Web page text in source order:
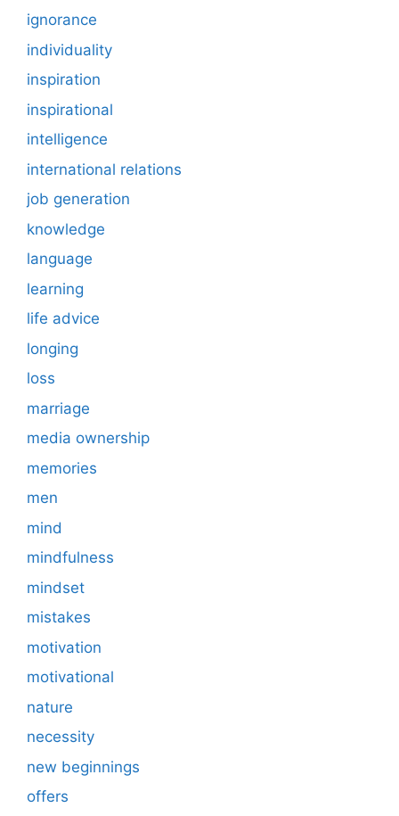
ignorance
individuality
inspiration
inspirational
intelligence
international relations
job generation
knowledge
language
learning
life advice
longing
loss
marriage
media ownership
memories
men
mind
mindfulness
mindset
mistakes
motivation
motivational
nature
necessity
new beginnings
offers